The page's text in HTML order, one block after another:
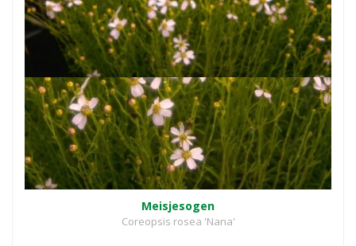
Meisjesogen
Coreopsis rosea 'Nana'